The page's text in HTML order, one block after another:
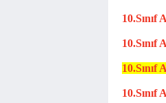
10.Sınıf
10.Sınıf
10.Sınıf
10.Sınıf